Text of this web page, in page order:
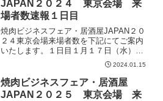
JAPAN２０２４ 東京会場 来
場者数速報１日目
焼肉ビジネスフェア・居酒屋JAPAN２０
２４東京会場来場者数を下記にてご案内
いたします。１日目１月１７日（水）１
０，６２７名（前年度９，４８４名）昨
年比＋１，１４３名多数のご来場を頂き
誠にありがとうございます。明日の最終
日もお待ちしておりま...
2024.01.15
焼肉ビジネスフェア・居酒屋
JAPAN２０２５ 東京会場 来